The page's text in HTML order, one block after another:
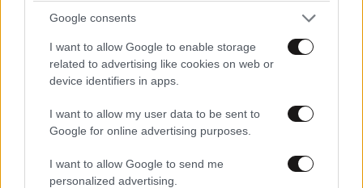
Google consents
I want to allow Google to enable storage
related to advertising like cookies on web or
device identifiers in apps.
I want to allow my user data to be sent to
Google for online advertising purposes.
I want to allow Google to send me
personalized advertising.
ΔΙΑΤΡΟΦΗ07·08·2026 08:32
5 ροφήματα που μπορείτε να πίνετε πριν τον
ύπνο για καλύτερα επίπεδα σακχάρου στο αίμα